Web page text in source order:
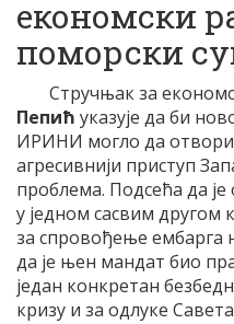
економски
поморски
Стручњак за
Пепић указује да би
ИРИНИ могло да отвори
агресивнији приступ
проблема. Подсећа да
у једном сасвим другом
за спровођење ембарга
да је њен мандат био
један конкретан
кризу и за одлуке